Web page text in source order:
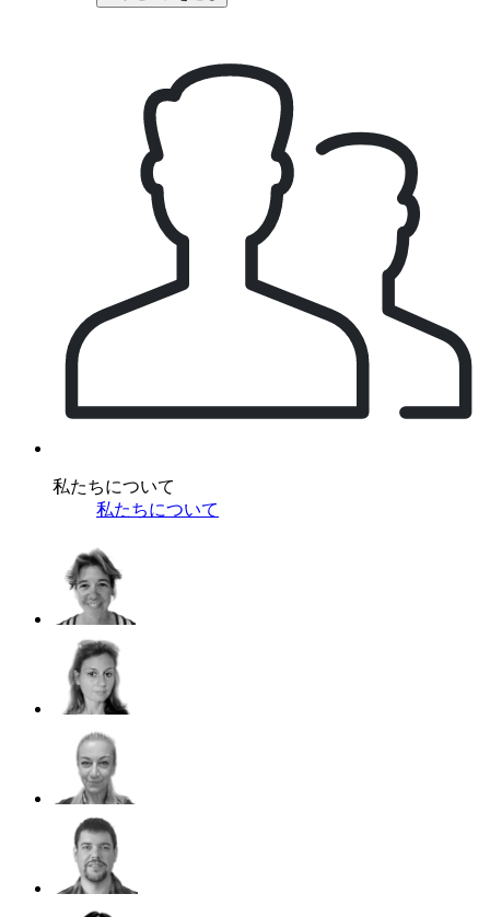
私たちについて
私たちについて